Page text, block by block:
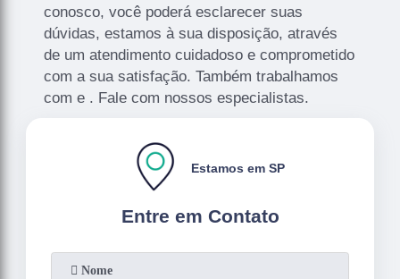
conosco, você poderá esclarecer suas
dúvidas, estamos à sua disposição, através
de um atendimento cuidadoso e comprometido
com a sua satisfação. Também trabalhamos
com e . Fale com nossos especialistas.
Entre em Contato
Estamos em SP